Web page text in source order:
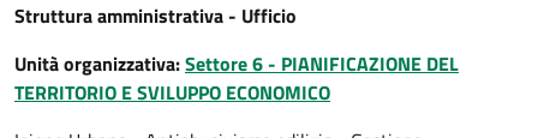
Struttura amministrativa - Ufficio
Unità organizzativa:Settore 6 - PIANIFICAZIONE DEL
TERRITORIO E SVILUPPO ECONOMICO